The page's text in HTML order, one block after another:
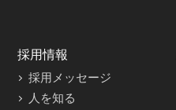
採用情報
採用メッセージ
人を知る